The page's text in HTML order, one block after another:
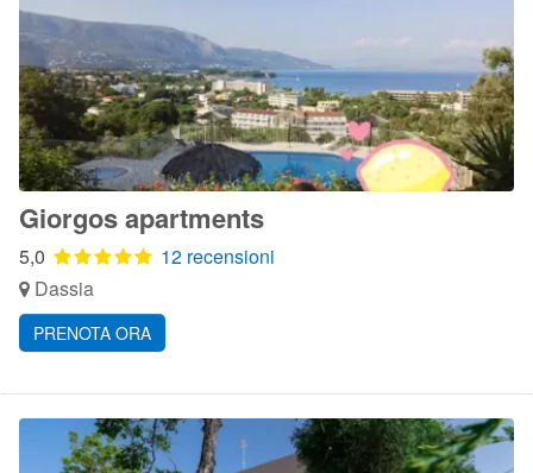
Giorgos apartments
5,0
12 recensioni
Dassia
PRENOTA ORA